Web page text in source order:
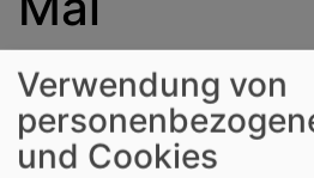
Verwendung von
und Cookies